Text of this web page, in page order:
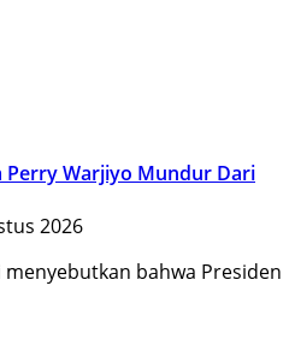
Warjiyo Mundur Dari
2026
bahwa Presiden